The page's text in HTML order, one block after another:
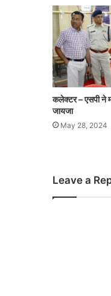
कलेक्टर – एसपी ने
जायजा
May 28, 2024
Leave a